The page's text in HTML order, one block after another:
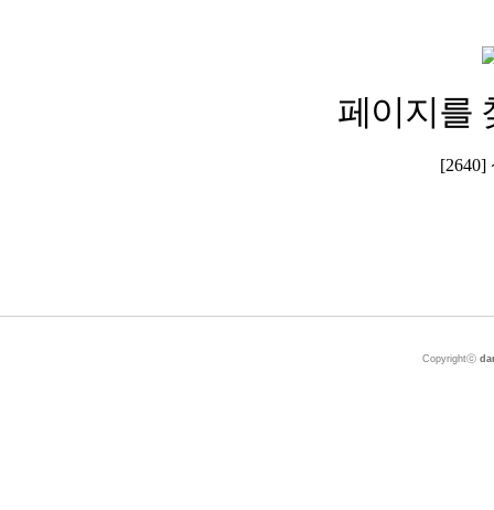
페이지를
[2640]
Copyrightⓒ